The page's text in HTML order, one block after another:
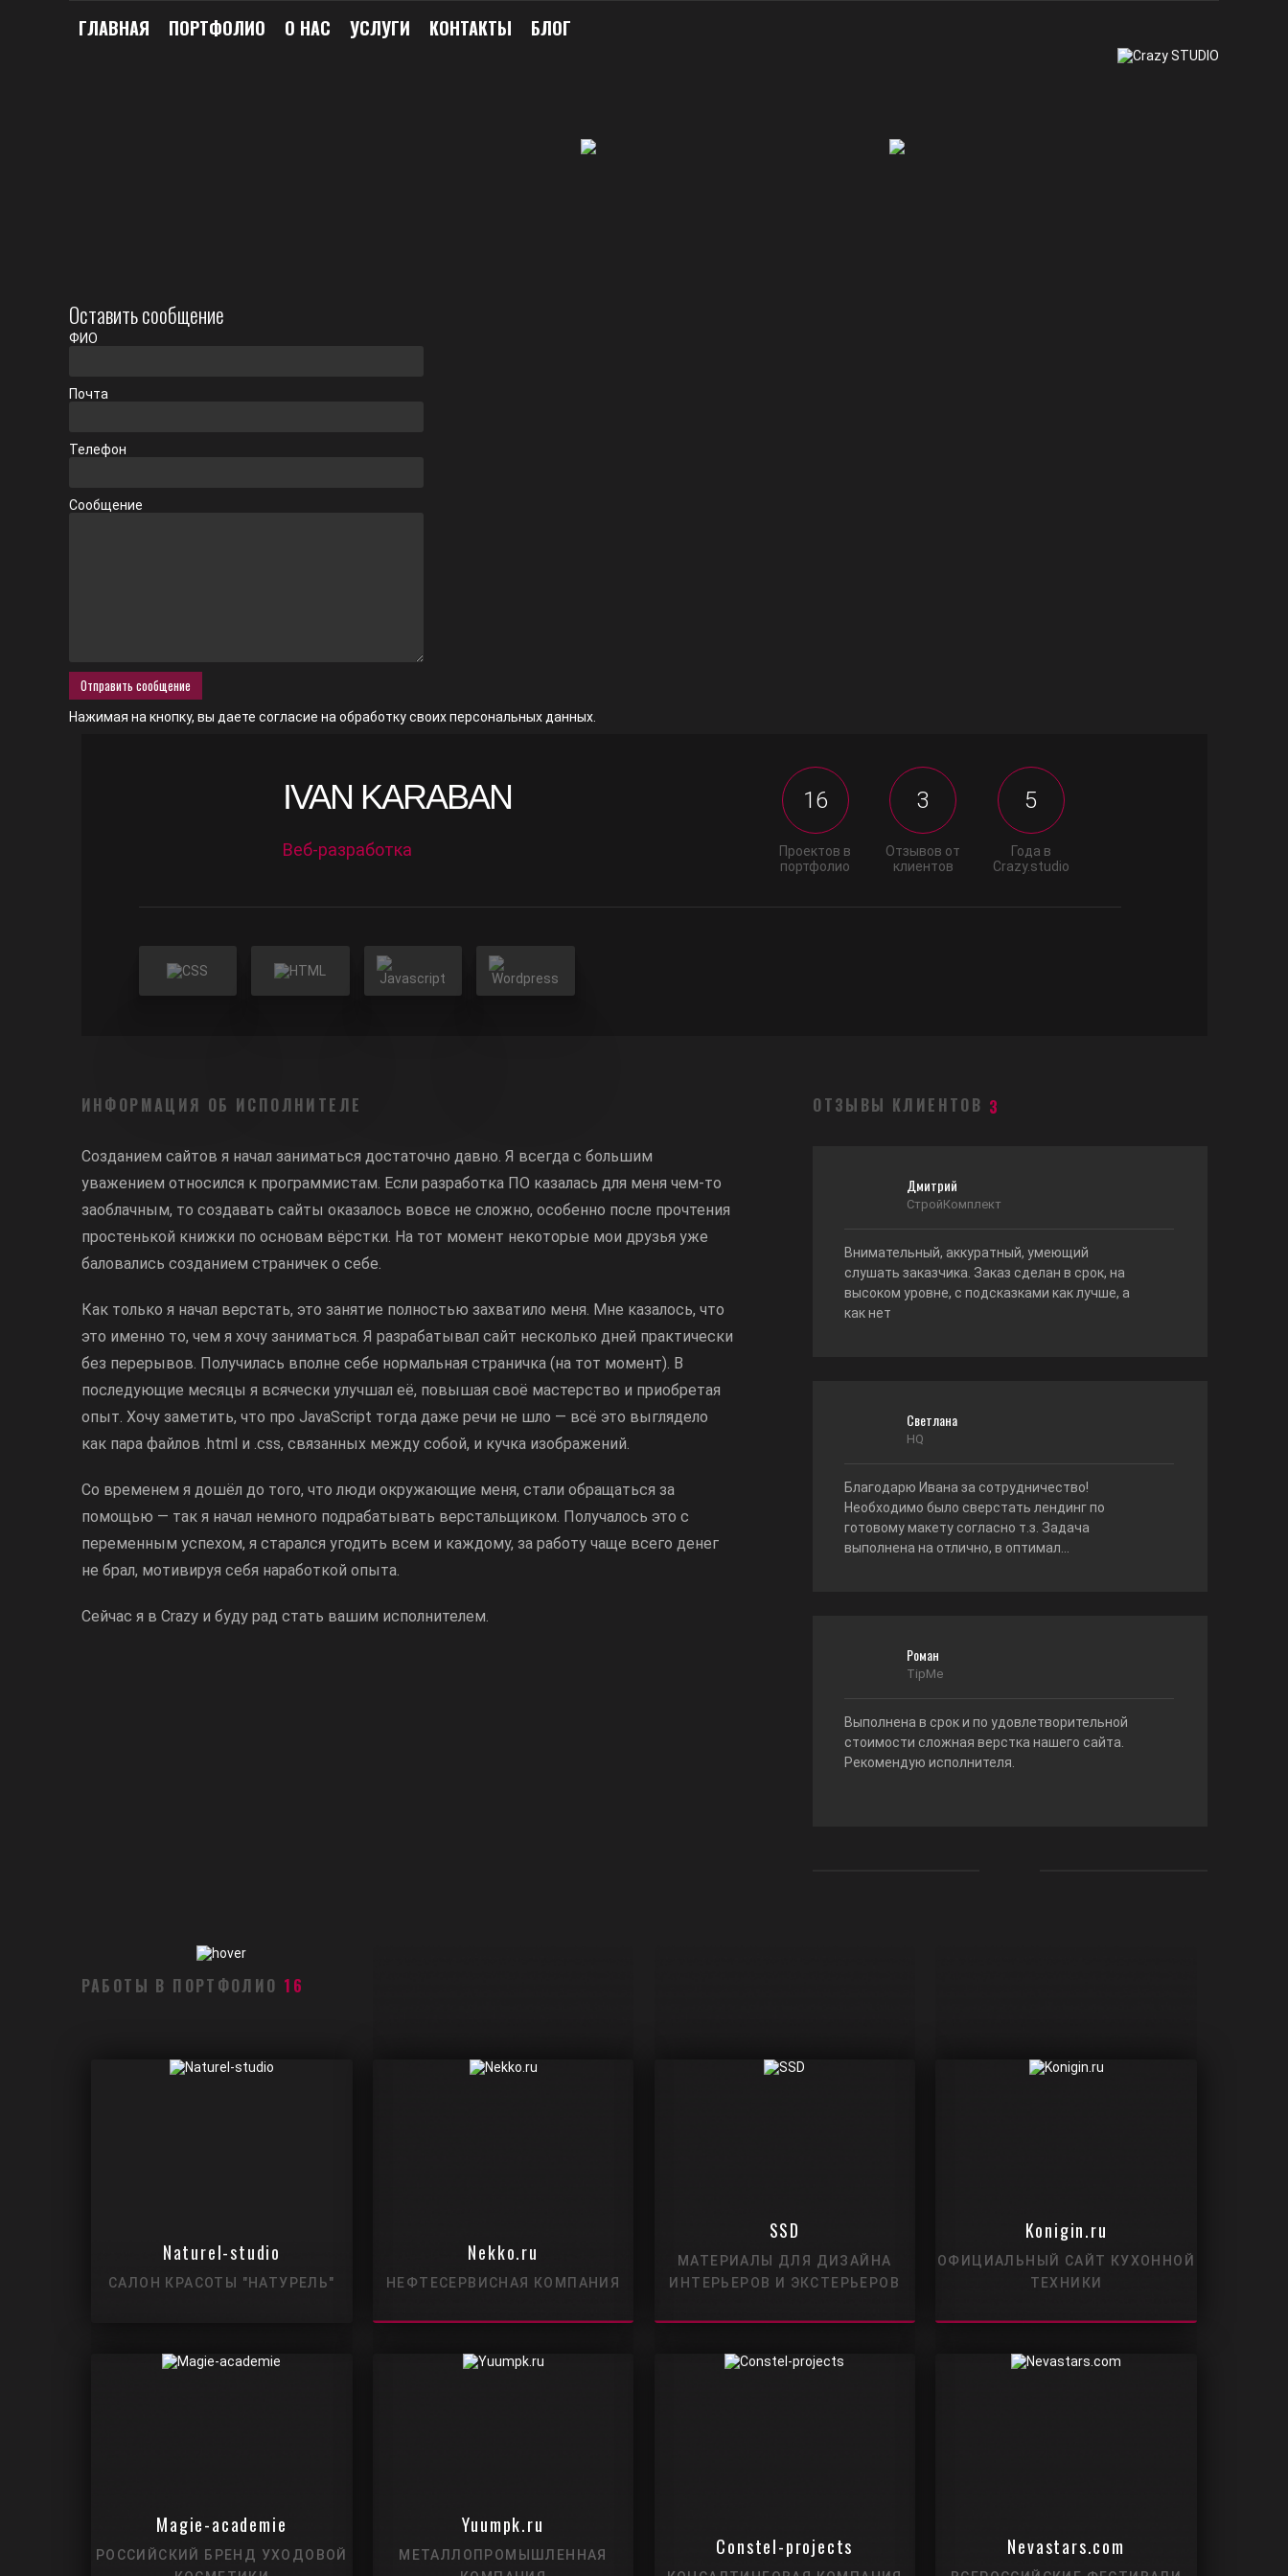
ГЛАВНАЯ ПОРТФОЛИО О НАС УСЛУГИ КОНТАКТЫ БЛОГ
Оставить сообщение
ФИО
Почта
Телефон
Сообщение
Нажимая на кнопку, вы даете согласие на обработку своих персональных данных.
IVAN KARABAN
Веб-разработка
16
Проектов в
портфолио
3
Отзывов от
клиентов
5
Года в
Crazy.studio
ИНФОРМАЦИЯ ОБ ИСПОЛНИТЕЛЕ
Созданием сайтов я начал заниматься достаточно давно. Я всегда с большим
уважением относился к программистам. Если разработка ПО казалась для меня чем-то
заоблачным, то создавать сайты оказалось вовсе не сложно, особенно после прочтения
простенькой книжки по основам вёрстки. На тот момент некоторые мои друзья уже
баловались созданием страничек о себе.
Как только я начал верстать, это занятие полностью захватило меня. Мне казалось, что
это именно то, чем я хочу заниматься. Я разрабатывал сайт несколько дней практически
без перерывов. Получилась вполне себе нормальная страничка (на тот момент). В
последующие месяцы я всячески улучшал её, повышая своё мастерство и приобретая
опыт. Хочу заметить, что про JavaScript тогда даже речи не шло — всё это выглядело
как пара файлов .html и .css, связанных между собой, и кучка изображений.
Со временем я дошёл до того, что люди окружающие меня, стали обращаться за
помощью — так я начал немного подрабатывать верстальщиком. Получалось это с
переменным успехом, я старался угодить всем и каждому, за работу чаще всего денег
не брал, мотивируя себя наработкой опыта.
Сейчас я в Crazy и буду рад стать вашим исполнителем.
ОТЗЫВЫ КЛИЕНТОВ 3
Дмитрий
СтройКомплект
Внимательный, аккуратный, умеющий
слушать заказчика. Заказ сделан в срок, на
высоком уровне, с подсказками как лучше, а
как нет
Светлана
HQ
Благодарю Ивана за сотрудничество!
Необходимо было сверстать лендинг по
готовому макету согласно т.з. Задача
выполнена на отлично, в оптимал...
Роман
TipMe
Выполнена в срок и по удовлетворительной
стоимости сложная верстка нашего сайта.
Рекомендую исполнителя.
РАБОТЫ В ПОРТФОЛИО 16
Naturel-studio
САЛОН КРАСОТЫ "НАТУРЕЛЬ"
Nekko.ru
НЕФТЕСЕРВИСНАЯ КОМПАНИЯ
SSD
МАТЕРИАЛЫ ДЛЯ ДИЗАЙНА
ИНТЕРЬЕРОВ И ЭКСТЕРЬЕРОВ
Konigin.ru
ОФИЦИАЛЬНЫЙ САЙТ КУХОННОЙ
ТЕХНИКИ
Magie-academie
РОССИЙСКИЙ БРЕНД УХОДОВОЙ
Yuumpk.ru
МЕТАЛЛОПРОМЫШЛЕННАЯ
Constel-projects Nevastars.com